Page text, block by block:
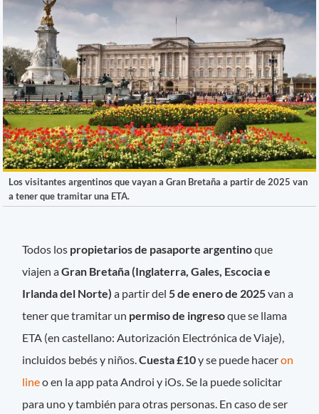
Los visitantes argentinos que vayan a Gran Bretaña a partir de 2025 van
a tener que tramitar una ETA.
Todos los propietarios de pasaporte argentinoque
viajen aGran Bretaña (Inglaterra, Gales, Escocia e
Irlanda del Norte)a partir del 5 de enero de 2025van a
tener que tramitar un permiso de ingresoque se llama
ETA (en castellano: Autorización Electrónica de Viaje),
incluidos bebés y niños. Cuesta £10y se puede haceron
lineo en la app pata Androi y iOs. Se la puede solicitar
para uno y también para otras personas. En caso de ser